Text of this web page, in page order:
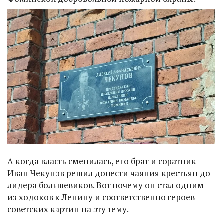
А когда власть сменилась, его брат и соратник
Иван Чекунов решил донести чаяния крестьян до
лидера большевиков. Вот почему он стал одним
из ходоков к Ленину и соответственно героев
советских картин на эту тему.